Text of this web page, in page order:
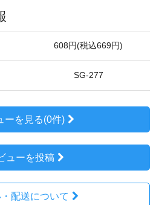
608円(税込669円)
SG-277
ーを見る(0件)
ューを投稿
配送について